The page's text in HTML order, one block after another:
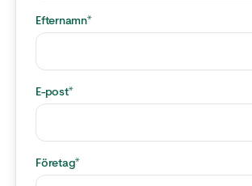
Efternamn*
E-post*
Företag*